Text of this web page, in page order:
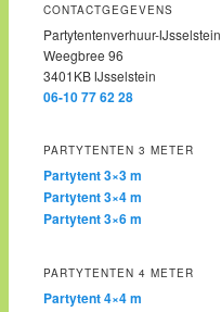
CONTACTGEGEVENS
Partytentenverhuur-IJsselstein
Weegbree 96
3401KB IJsselstein
06-10 77 62 28
PARTYTENTEN 3 METER
Partytent 3×3 m
Partytent 3×4 m
Partytent 3×6 m
PARTYTENTEN 4 METER
Partytent 4×4 m